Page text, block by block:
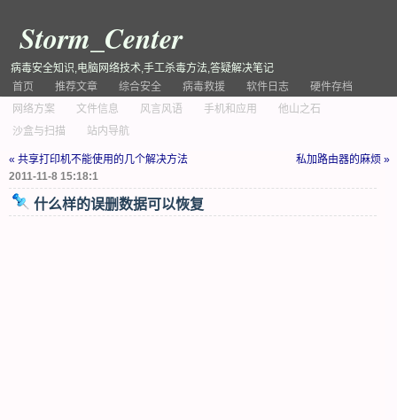
Storm_Center
病毒安全知识,电脑网络技术,手工杀毒方法,答疑解决笔记
首页
推荐文章 综合安全 病毒救援 软件日志
硬件存档
网络方案
文件信息 风言风语 手机和应用
他山之石
沙盒与扫描
站内导航
« 共享打印机不能使用的几个解决方法
私加路由器的麻烦 »
2011-11-8 15:18:1
什么样的误删数据可以恢复